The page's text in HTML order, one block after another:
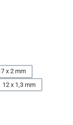
x 2 mm
12 x 1,3 mm